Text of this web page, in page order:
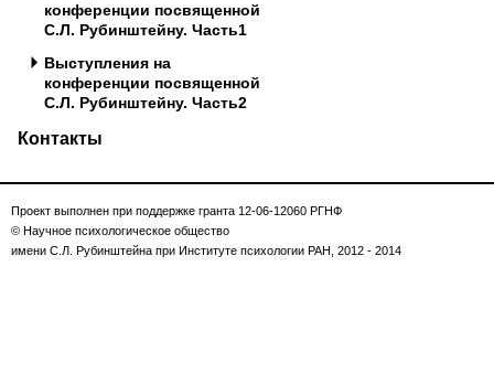
конференции посвященной
С.Л. Рубинштейну. Часть1
Выступления на
конференции посвященной
С.Л. Рубинштейну. Часть2
Контакты
Проект выполнен при поддержке гранта 12-06-12060 РГНФ
© Научное психологическое общество
имени С.Л. Рубинштейна при Институте психологии РАН, 2012 - 2014